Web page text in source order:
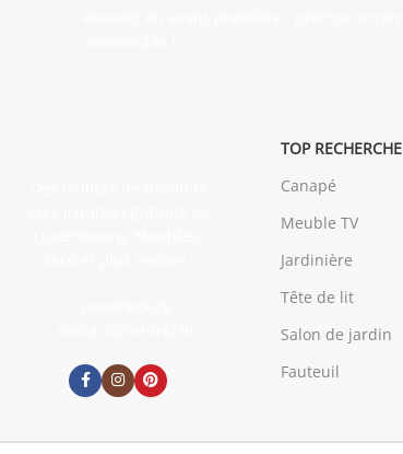
TOP RECHERCHE
Canapé
Meuble TV
Jardinière
Tête de lit
Salon de jardin
Fauteuil